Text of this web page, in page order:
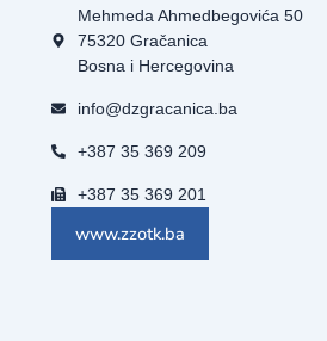
Mehmeda Ahmedbegovića 50
75320 Gračanica
Bosna i Hercegovina
info@dzgracanica.ba
+387 35 369 209
+387 35 369 201
www.zzotk.ba